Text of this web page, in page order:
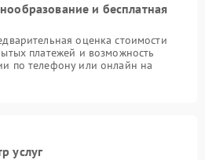
и бесплатная
оценка стоимости
платежей и возможность
по телефону или онлайн на
услуг